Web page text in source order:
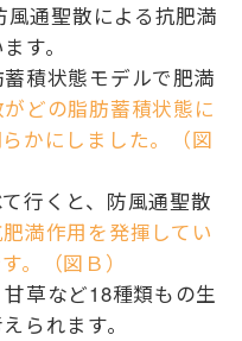
通聖散による抗肥満
す。
積状態モデルで肥満
どの脂肪蓄積状態に
かにしました。（図
行くと、防風通聖散
満作用を発揮してい
。（図Ｂ）
草など18種類もの生
られます。